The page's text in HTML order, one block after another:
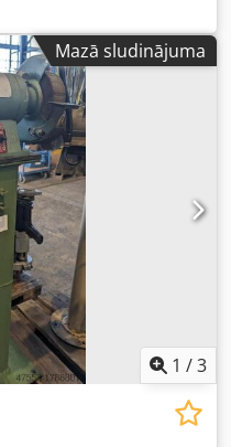
1969. gadā. Ražotājs:
Tips: RV 40 Uzreiz
jautājumi vai
lūdzu, sazinieties ar
Mazā sludinājuma
1 /3